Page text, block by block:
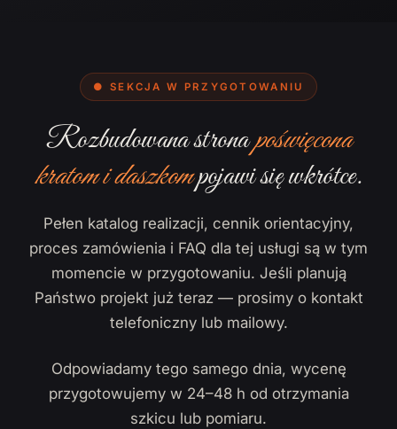
● SEKCJA W PRZYGOTOWANIU
Rozbudowana stronapoświęcona
kratom i daszkompojawi się wkrótce.
Pełen katalog realizacji, cennik orientacyjny,
proces zamówienia i FAQ dla tej usługi są w tym
momencie w przygotowaniu. Jeśli planują
Państwo projekt już teraz — prosimy o kontakt
telefoniczny lub mailowy.
Odpowiadamy tego samego dnia, wycenę
przygotowujemy w 24–48 h od otrzymania
szkicu lub pomiaru.